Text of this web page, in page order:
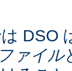
DSO
ァイル